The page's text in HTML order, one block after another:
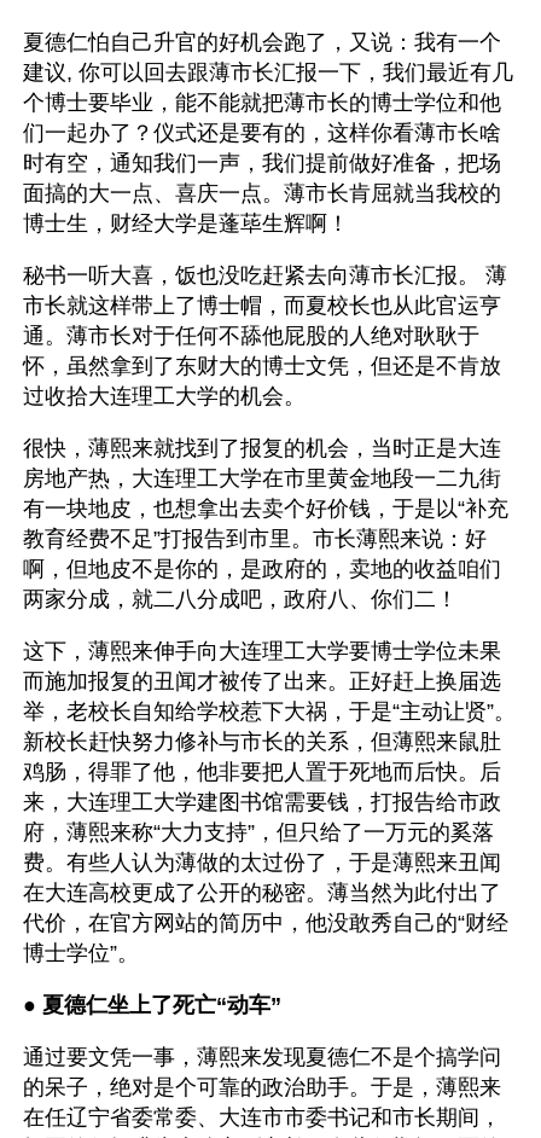
夏德仁怕自己升官的好机会跑了，又说：我有一个
建议, 你可以回去跟薄市长汇报一下，我们最近有几
个博士要毕业，能不能就把薄市长的博士学位和他
们一起办了？仪式还是要有的，这样你看薄市长啥
时有空，通知我们一声，我们提前做好准备，把场
面搞的大一点、喜庆一点。薄市长肯屈就当我校的
博士生，财经大学是蓬荜生辉啊！
秘书一听大喜，饭也没吃赶紧去向薄市长汇报。 薄
市长就这样带上了博士帽，而夏校长也从此官运亨
通。薄市长对于任何不舔他屁股的人绝对耿耿于
怀，虽然拿到了东财大的博士文凭，但还是不肯放
过收拾大连理工大学的机会。
很快，薄熙来就找到了报复的机会，当时正是大连
房地产热，大连理工大学在市里黄金地段一二九街
有一块地皮，也想拿出去卖个好价钱，于是以“补充
教育经费不足”打报告到市里。市长薄熙来说：好
啊，但地皮不是你的，是政府的，卖地的收益咱们
两家分成，就二八分成吧，政府八、你们二！
这下，薄熙来伸手向大连理工大学要博士学位未果
而施加报复的丑闻才被传了出来。正好赶上换届选
举，老校长自知给学校惹下大祸，于是“主动让贤”。
新校长赶快努力修补与市长的关系，但薄熙来鼠肚
鸡肠，得罪了他，他非要把人置于死地而后快。后
来，大连理工大学建图书馆需要钱，打报告给市政
府，薄熙来称“大力支持”，但只给了一万元的奚落
费。有些人认为薄做的太过份了，于是薄熙来丑闻
在大连高校更成了公开的秘密。薄当然为此付出了
代价，在官方网站的简历中，他没敢秀自己的“财经
博士学位”。
● 夏德仁坐上了死亡“动车”
通过要文凭一事，薄熙来发现夏德仁不是个搞学问
的呆子，绝对是个可靠的政治助手。于是，薄熙来
在任辽宁省委常委、大连市市委书记和市长期间，